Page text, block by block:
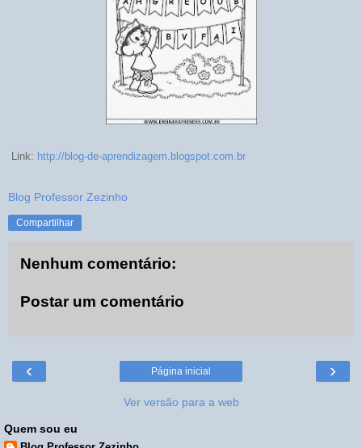
Link: http://blog-de-aprendizagem.blogspot.com.br
Blog Professor Zezinho
Compartilhar
Nenhum comentário:
Postar um comentário
‹ ›
Página inicial
Ver versão para a web
Quem sou eu